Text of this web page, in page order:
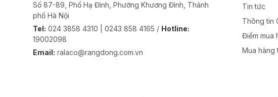
Số 87-89, Phố Hạ Đình, Phường Khương Đình, Thành
phố Hà Nội
Tel: 024 3858 4310 | 0243 858 4165 / Hotline:
19002098
Email: ralaco@rangdong.com.vn
Tin tức
Thông tin
Điểm mua
Mua hàng